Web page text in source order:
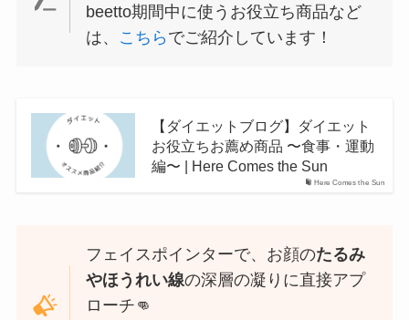
beetto期間中に使うお役立ち商品など
は、 こちら でご紹介しています！
Here Comes the Sun
【ダイエットブログ】ダイエット
お役立ちお薦め商品 〜食事・運動
編〜 | Here Comes the Sun
フェイスポインターで、お顔のたるみ
やほうれい線の深層の凝りに直接アプ
ローチ👊